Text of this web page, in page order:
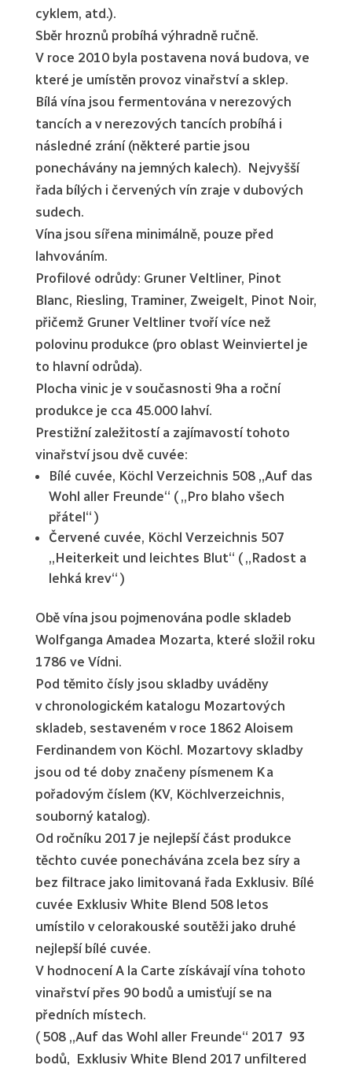
cyklem, atd.).
Sběr hroznů probíhá výhradně ručně.
V roce 2010 byla postavena nová budova, ve
které je umístěn provoz vinařství a sklep.
Bílá vína jsou fermentována v nerezových
tancích a v nerezových tancích probíhá i
následné zrání (některé partie jsou
ponechávány na jemných kalech). Nejvyšší
řada bílých i červených vín zraje v dubových
sudech.
Vína jsou sířena minimálně, pouze před
lahvováním.
Profilové odrůdy: Gruner Veltliner, Pinot
Blanc, Riesling, Traminer, Zweigelt, Pinot Noir,
přičemž Gruner Veltliner tvoří více než
polovinu produkce (pro oblast Weinviertel je
to hlavní odrůda).
Plocha vinic je v současnosti 9ha a roční
produkce je cca 45.000 lahví.
Prestižní zaležitostí a zajímavostí tohoto
vinařství jsou dvě cuvée:
Bílé cuvée, Köchl Verzeichnis 508 „Auf das
Wohl aller Freunde“ ( „Pro blaho všech
přátel“ )
Červené cuvée, Köchl Verzeichnis 507
„Heiterkeit und leichtes Blut“ ( „Radost a
lehká krev“ )
Obě vína jsou pojmenována podle skladeb
Wolfganga Amadea Mozarta, které složil roku
1786 ve Vídni.
Pod těmito čísly jsou skladby uváděny
v chronologickém katalogu Mozartových
skladeb, sestaveném v roce 1862 Aloisem
Ferdinandem von Köchl. Mozartovy skladby
jsou od té doby značeny písmenem K a
pořadovým číslem (KV, Köchlverzeichnis,
souborný katalog).
Od ročníku 2017 je nejlepší část produkce
těchto cuvée ponechávána zcela bez síry a
bez filtrace jako limitovaná řada Exklusiv. Bílé
cuvée Exklusiv White Blend 508 letos
umístilo v celorakouské soutěži jako druhé
nejlepší bílé cuvée.
V hodnocení A la Carte získávají vína tohoto
vinařství přes 90 bodů a umisťují se na
předních místech.
( 508 „Auf das Wohl aller Freunde“ 2017 93
bodů, Exklusiv White Blend 2017 unfiltered